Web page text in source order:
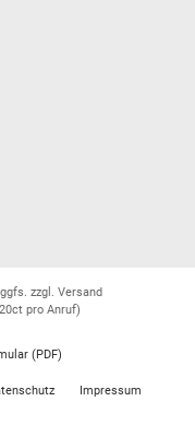
zzgl. Versand
pro Anruf)
(PDF)
Impressum